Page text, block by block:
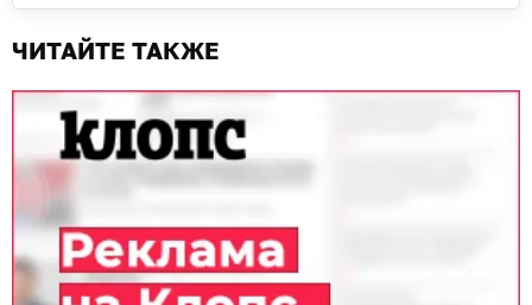
ЧИТАЙТЕ ТАКЖЕ